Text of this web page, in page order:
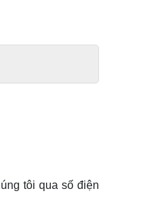
tôi qua số điện